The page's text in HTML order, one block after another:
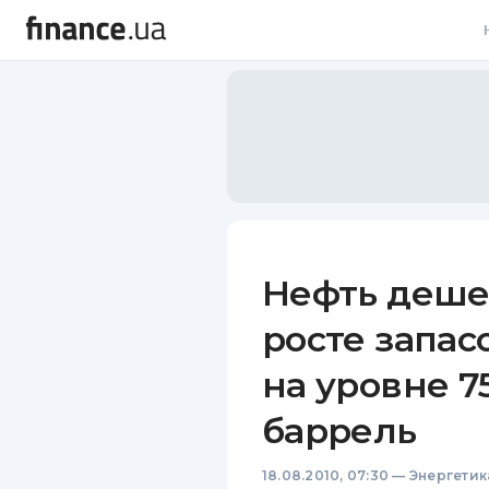
Нефть
росте
на уровне
баррель
18.08.2010, 07:30 —